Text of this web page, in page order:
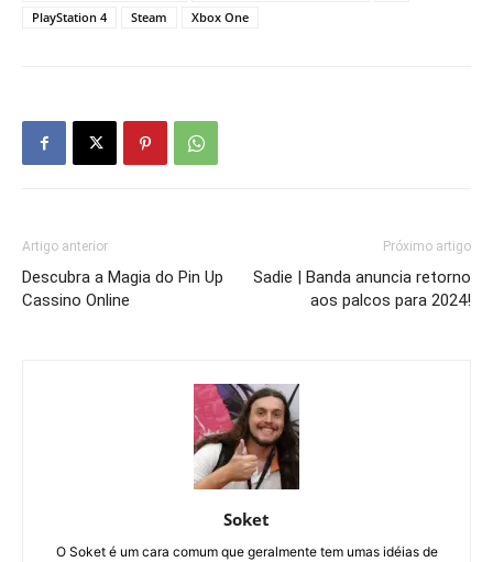
PlayStation 4
Steam Xbox One
Artigo anterior
Descubra a Magia do Pin Up
Cassino Online
Próximo artigo
Sadie | Banda anuncia retorno
aos palcos para 2024!
Soket
O Soket é um cara comum que geralmente tem umas idéias de